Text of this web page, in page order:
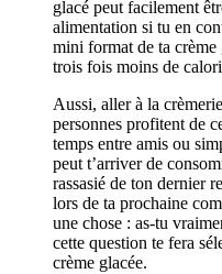
glacé peut facilement
alimentation si tu en
mini format de ta crème
trois fois moins de
Aussi, aller à la
personnes profitent de
temps entre amis ou
peut t’arriver de
rassasié de ton dernier
lors de ta prochaine
une chose : as-tu
cette question te fera
crème glacée.